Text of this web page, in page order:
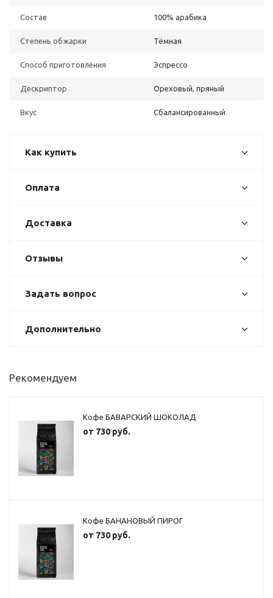
Состав 100% арабика
Степень обжарки Тёмная
Способ приготовления Эспрессо
Дескриптор Ореховый, пряный
Вкус Сбалансированный
Как купить
Оплата
Доставка
Отзывы
Задать вопрос
Дополнительно
Рекомендуем
Кофе БАВАРСКИЙ ШОКОЛАД
от 730 руб.
Кофе БАНАНОВЫЙ ПИРОГ
от 730 руб.